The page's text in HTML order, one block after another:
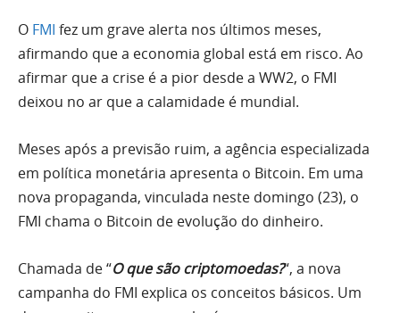
O FMI fez um grave alerta nos últimos meses,
afirmando que a economia global está em risco. Ao
afirmar que a crise é a pior desde a WW2, o FMI
deixou no ar que a calamidade é mundial.
Meses após a previsão ruim, a agência especializada
em política monetária apresenta o Bitcoin. Em uma
nova propaganda, vinculada neste domingo (23), o
FMI chama o Bitcoin de evolução do dinheiro.
Chamada de “O que são criptomoedas?“, a nova
campanha do FMI explica os conceitos básicos. Um